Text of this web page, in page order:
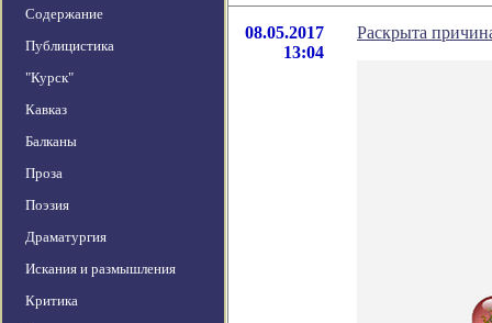
Содержание
Публицистика
"Курск"
Кавказ
Балканы
Проза
Поэзия
Драматургия
Искания и размышления
Критика
08.05.2017
13:04
Раскрыта